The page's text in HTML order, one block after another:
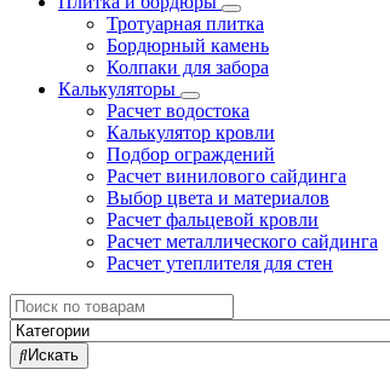
Тротуарная плитка
Бордюрный камень
Колпаки для забора
Калькуляторы
Расчет водостока
Калькулятор кровли
Подбор ограждений
Расчет винилового сайдинга
Выбор цвета и материалов
Расчет фальцевой кровли
Расчет металлического сайдинга
Расчет утеплителя для стен
Search
for:
Искать